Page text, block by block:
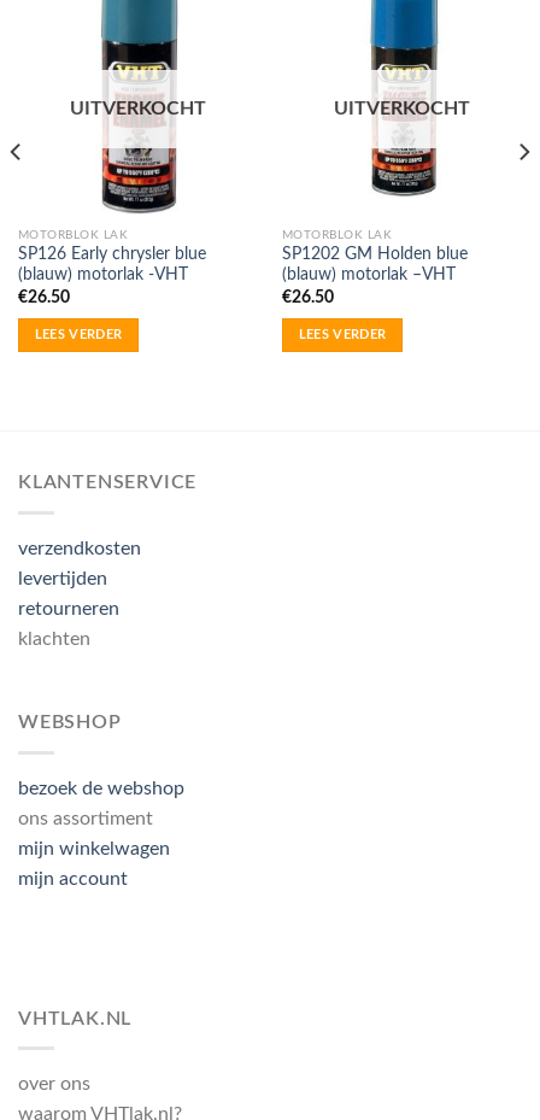
UITVERKOCHT
MOTORBLOK LAK
SP126 Early chrysler blue
(blauw) motorlak -VHT
€26.50
LEES VERDER
UITVERKOCHT
MOTORBLOK LAK
SP1202 GM Holden blue
(blauw) motorlak –VHT
€26.50
LEES VERDER
KLANTENSERVICE
verzendkosten
levertijden
retourneren
klachten
WEBSHOP
bezoek de webshop
ons assortiment
mijn winkelwagen
mijn account
VHTLAK.NL
over ons
waarom VHTlak.nl?